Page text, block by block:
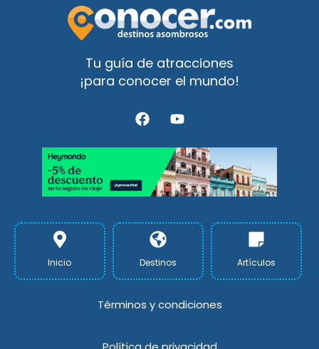
Tu guía de atracciones
¡para conocer el mundo!
F
a
e
o
o
Y
o
t
u
b
e
Inicio Destinos Artículos
Términos y condiciones